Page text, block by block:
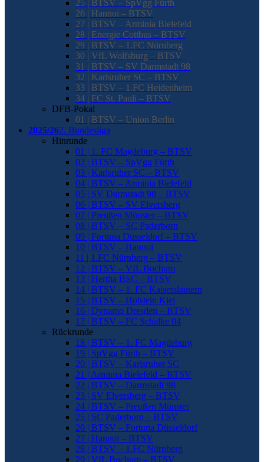
25 | BTSV – SpVgg Fürth
26 | Hannoi – BTSV
27 | BTSV – Arminia Bielefeld
28 | Energie Cottbus – BTSV
29 | BTSV – 1.FC Nürnberg
30 | VfL Wolfsburg – BTSV
31 | BTSV – SV Darmstadt 98
32 | Karlsruher SC – BTSV
33 | BTSV – 1.FC Heidenheim
34 | FC St. Pauli – BTSV
DFB-Pokal
01 | BTSV – Union Berlin
2025/262. Bundesliga
Hinrunde
01 | 1. FC Magdeburg – BTSV
02 | BTSV – SpVgg Fürth
03 | Karlsruher SC – BTSV
04 | BTSV – Arminia Bielefeld
05 | SV Darmstadt 98 – BTSV
06 | BTSV – SV Elversberg
07 | Preußen Münster – BTSV
08 | BTSV – SC Paderborn
09 | Fortuna Düsseldorf – BTSV
10 | BTSV – Hannoi
11 | 1.FC Nürnberg – BTSV
12 | BTSV – VfL Bochum
13 | Hertha BSC – BTSV
14 | BTSV – 1. FC Kaiserslautern
15 | BTSV – Holstein Kiel
16 | Dynamo Dresden – BTSV
17 | BTSV – FC Schalke 04
Rückrunde
18 | BTSV – 1. FC Magdeburg
19 | SpVgg Fürth – BTSV
20 | BTSV – Karlsruher SC
21 | Arminia Bielefeld – BTSV
22 | BTSV – Darmstadt 98
23 | SV Elversberg – BTSV
24 | BTSV – Preußen Münster
25 | SC Paderborn – BTSV
26 | BTSV – Fortuna Düsseldorf
27 | Hannoi – BTSV
28 | BTSV – 1.FC Nürnberg
29 | VfL Bochum – BTSV